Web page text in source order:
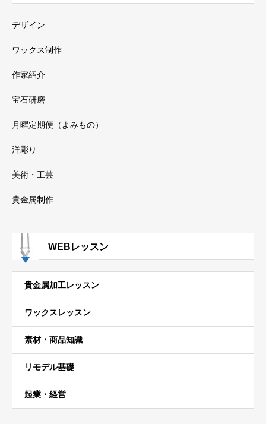
デザイン
ワックス制作
作家紹介
宝石研磨
月曜定期便（よみもの）
洋彫り
美術・工芸
貴金属制作
WEBレッスン
貴金属加工レッスン
ワックスレッスン
素材・商品知識
リモデル基礎
起業・経営